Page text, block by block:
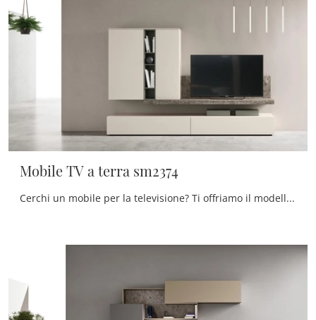
Mobile TV a terra sm2374
Cerchi un mobile per la televisione? Ti offriamo il modello Mobile TV a terra sm2374 di Maronese in melaminico, ideale per spazi moderni.